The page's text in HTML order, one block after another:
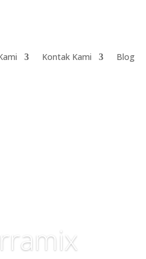
Kontak Kami Blog